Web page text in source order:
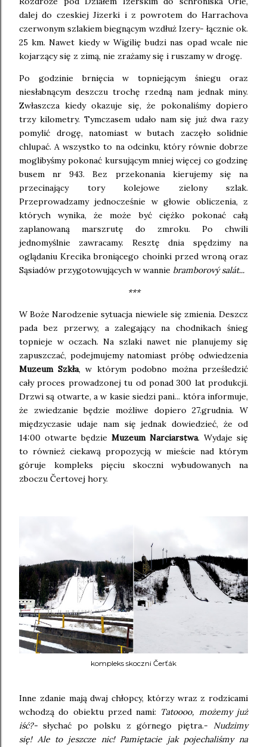
dalej do czeskiej Jizerki i z powrotem do Harrachova
czerwonym szlakiem biegnącym wzdłuż Izery- łącznie ok.
25 km. Nawet kiedy w Wigilię budzi nas opad wcale nie
kojarzący się z zimą, nie zrażamy się i ruszamy w drogę.
Po godzinie brnięcia w topniejącym śniegu oraz
niesłabnącym deszczu trochę rzedną nam jednak miny.
Zwłaszcza kiedy okazuje się, że pokonaliśmy dopiero
trzy kilometry. Tymczasem udało nam się już dwa razy
pomylić drogę, natomiast w butach zaczęło solidnie
chlupać. A wszystko to na odcinku, który równie dobrze
moglibyśmy pokonać kursującym mniej więcej co godzinę
busem nr 943. Bez przekonania kierujemy się na
przecinający tory kolejowe zielony szlak.
Przeprowadzamy jednocześnie w głowie obliczenia, z
których wynika, że może być ciężko pokonać całą
zaplanowaną marszrutę do zmroku. Po chwili
jednomyślnie zawracamy. Resztę dnia spędzimy na
oglądaniu Krecika broniącego choinki przed wroną oraz
Sąsiadów przygotowujących w wannie bramborový salát...
***
W Boże Narodzenie sytuacja niewiele się zmienia. Deszcz
pada bez przerwy, a zalegający na chodnikach śnieg
topnieje w oczach. Na szlaki nawet nie planujemy się
zapuszczać, podejmujemy natomiast próbę odwiedzenia
Muzeum Szkła, w którym podobno można prześledzić
cały proces prowadzonej tu od ponad 300 lat produkcji.
Drzwi są otwarte, a w kasie siedzi pani... która informuje,
że zwiedzanie będzie możliwe dopiero 27.grudnia. W
międzyczasie udaje nam się jednak dowiedzieć, że od
14:00 otwarte będzie Muzeum Narciarstwa. Wydaje się
to również ciekawą propozycją w mieście nad którym
góruje kompleks pięciu skoczni wybudowanych na
zboczu Čertovej hory.
kompleks skoczni Čerťák
Inne zdanie mają dwaj chłopcy, którzy wraz z rodzicami
wchodzą do obiektu przed nami: Tatoooo, możemy już
iść?-słychać po polsku z górnego piętra.- Nudzimy
się! Ale to jeszcze nic! Pamiętacie jak pojechaliśmy na